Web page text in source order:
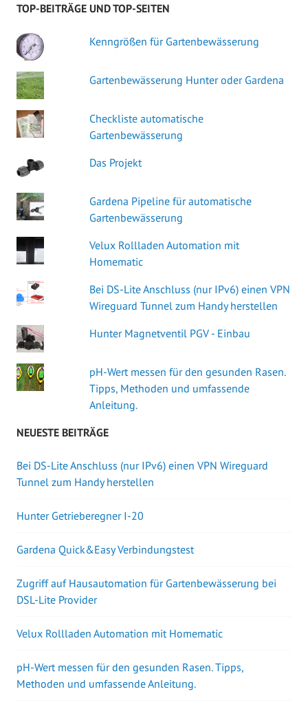
TOP-BEITRÄGE UND TOP-SEITEN
Kenngrößen für Gartenbewässerung
Gartenbewässerung Hunter oder Gardena
Checkliste automatische
Gartenbewässerung
Das Projekt
Gardena Pipeline für automatische
Gartenbewässerung
Velux Rollladen Automation mit
Homematic
Bei DS-Lite Anschluss (nur IPv6) einen VPN
Wireguard Tunnel zum Handy herstellen
Hunter Magnetventil PGV - Einbau
pH-Wert messen für den gesunden Rasen.
Tipps, Methoden und umfassende
Anleitung.
NEUESTE BEITRÄGE
Bei DS-Lite Anschluss (nur IPv6) einen VPN Wireguard
Tunnel zum Handy herstellen
Hunter Getrieberegner I-20
Gardena Quick&Easy Verbindungstest
Zugriff auf Hausautomation für Gartenbewässerung bei
DSL-Lite Provider
Velux Rollladen Automation mit Homematic
pH-Wert messen für den gesunden Rasen. Tipps,
Methoden und umfassende Anleitung.